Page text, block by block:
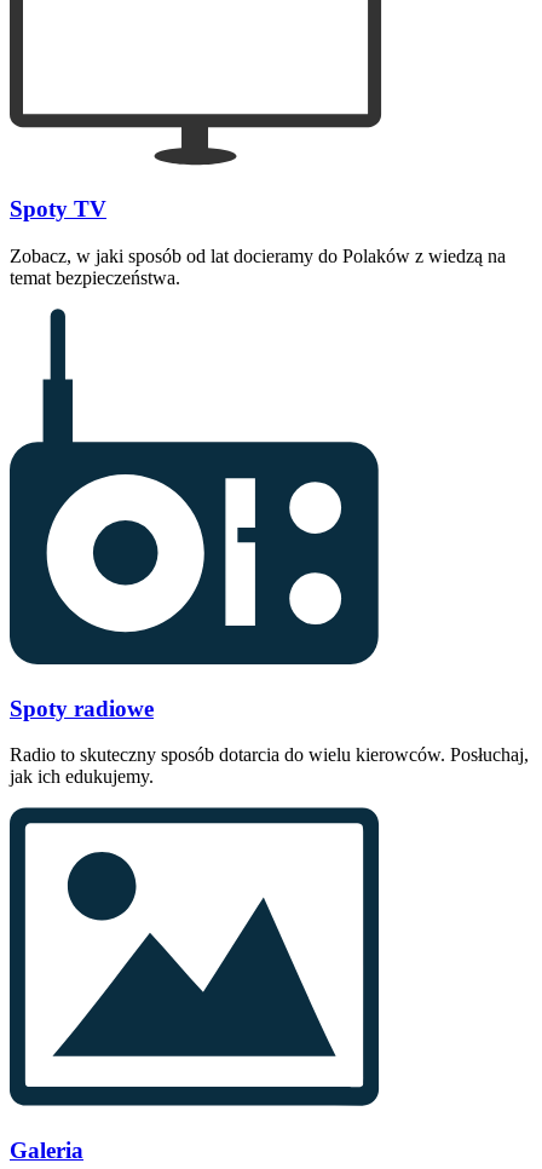
Spoty TV
Zobacz, w jaki sposób od lat docieramy do Polaków z wiedzą na
temat bezpieczeństwa.
Spoty radiowe
Radio to skuteczny sposób dotarcia do wielu kierowców. Posłuchaj,
jak ich edukujemy.
Galeria